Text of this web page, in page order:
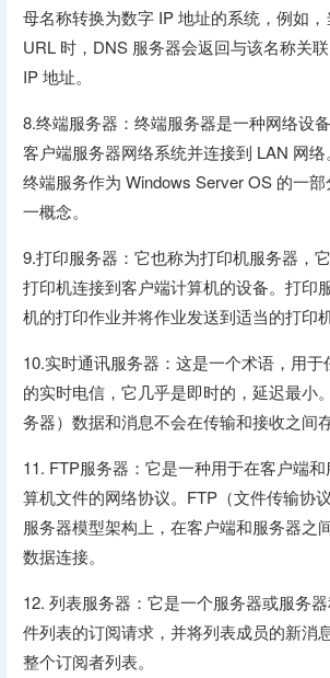
母名称转换为数字 IP 地址的系统，例如
URL 时，DNS 服务器会返回与该名称关
IP 地址。
8.终端服务器：终端服务器是一种网络设
客户端服务器网络系统并连接到 LAN 网
终端服务作为 Windows Server OS 的一
一概念。
9.打印服务器：它也称为打印机服务器，
打印机连接到客户端计算机的设备。打印
机的打印作业并将作业发送到适当的打印机
10.实时通讯服务器：这是一个术语，用
的实时电信，它几乎是即时的，延迟最小
务器）数据和消息不会在传输和接收之间存
11. FTP服务器：它是一种用于在客户端
算机文件的网络协议。FTP（文件传输协
服务器模型架构上，在客户端和服务器之
数据连接。
12. 列表服务器：它是一个服务器或服务
件列表的订阅请求，并将列表成员的新消
整个订阅者列表。